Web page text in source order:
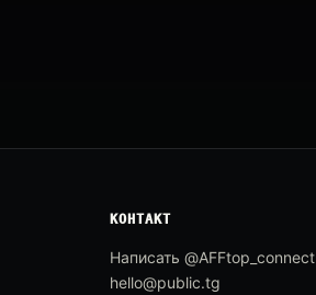
КОНТАКТ
Написать @AFFtop_connect
hello@public.tg